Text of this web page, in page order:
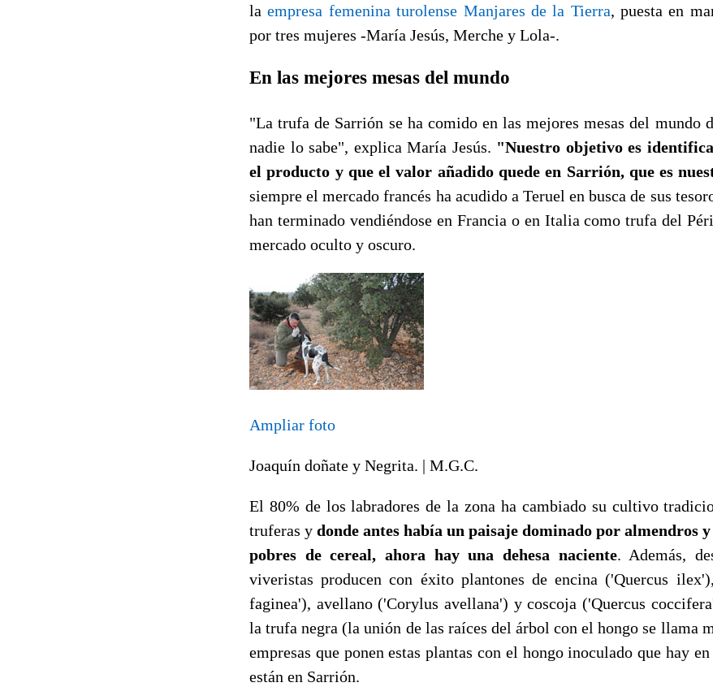
laempresa femenina turolense Manjares de la Tierra, puesta en
por tres mujeres -María Jesús, Merche y Lola-.
En las mejores mesas del mundo
"La trufa de Sarrión se ha comido en las mejores mesas del mundo
nadie lo sabe", explica María Jesús. "Nuestro objetivo es
el producto y que el valor añadido quede en Sarrión, que es
siempre el mercado francés ha acudido a Teruel en busca de sus
han terminado vendiéndose en Francia o en Italia como trufa del
mercado oculto y oscuro.
Ampliar foto
Joaquín doñate y Negrita. | M.G.C.
El 80% de los labradores de la zona ha cambiado su cultivo
truferas y donde antes había un paisaje dominado por almendros
pobres de cereal, ahora hay una dehesa naciente. Además,
viveristas producen con éxito plantones de encina ('Quercus
faginea'), avellano ('Corylus avellana') y coscoja ('Quercus
la trufa negra (la unión de las raíces del árbol con el hongo se llama
empresas que ponen estas plantas con el hongo inoculado que hay
están en Sarrión.